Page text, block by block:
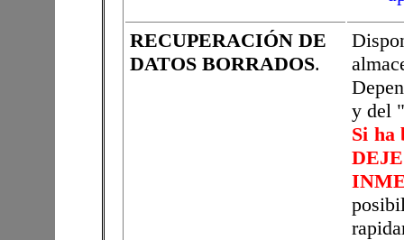
RECUPERACIÓN DE
DATOS BORRADOS.
y del
Si ha